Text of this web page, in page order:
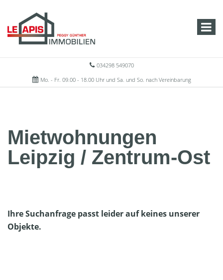
034298 549070
Mo. - Fr. 09.00 - 18.00 Uhr und Sa. und So. nach Vereinbarung
Mietwohnungen
Leipzig / Zentrum-Ost
Ihre Suchanfrage passt leider auf keines unserer
Objekte.